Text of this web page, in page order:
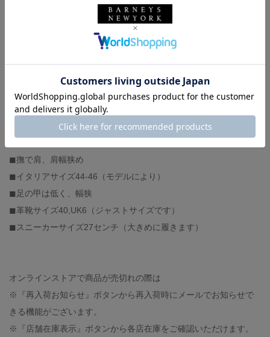
outer : FORSOMEONE（着用サイズ 48）
t-shirt : DRIES VAN NOTEN（着用サイズ M）
pants : NEEDLES（着用サイズ 2）
hat : DRIES VAN NOTEN
-スタッフ体型-
◼︎撫で肩、肩幅狭め
◼︎イタリアサイズ44-46（モデルにより）
◼︎足の甲は低く、幅狭
◼︎革靴サイズ40,UK6（ジャストサイズです）
◼︎スニーカーサイズ27センチ（大きめに履きます）
オンラインストアで商品が売切れの際は
※『再入荷お知らせ』ボタンから再入荷時にメールでお知らせで
きる機能がございます。
※『店舗在庫表示』ボタンから各店在庫をご確認いただけます。